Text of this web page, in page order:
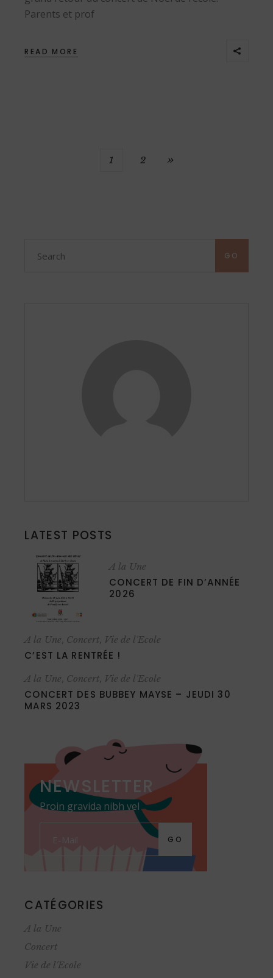
Parents et prof
READ MORE
PAGINATION
1 2
for: GO
LATEST POSTS
A la Une
CONCERT DE FIN D’ANNÉE
2026
A la Une, Concert, Vie de l'Ecole
C’EST LA RENTRÉE !
A la Une, Concert, Vie de l'Ecole
CONCERT DES BUBBEY MAYSE – JEUDI 30
MARS 2023
NEWSLETTER
Proin gravida nibh vel
GO
CATÉGORIES
A la Une
Concert
Vie de l'Ecole